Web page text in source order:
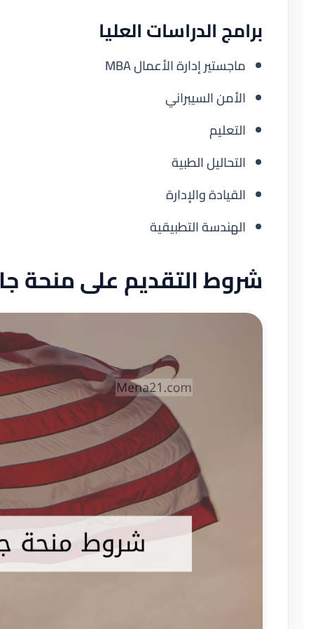
برامج الدراسات العليا
ماجستير إدارة الأعمال MBA
الأمن السيبراني
التعليم
التحاليل الطبية
القيادة والإدارة
الهندسة التطبيقية
شروط التقديم على منحة